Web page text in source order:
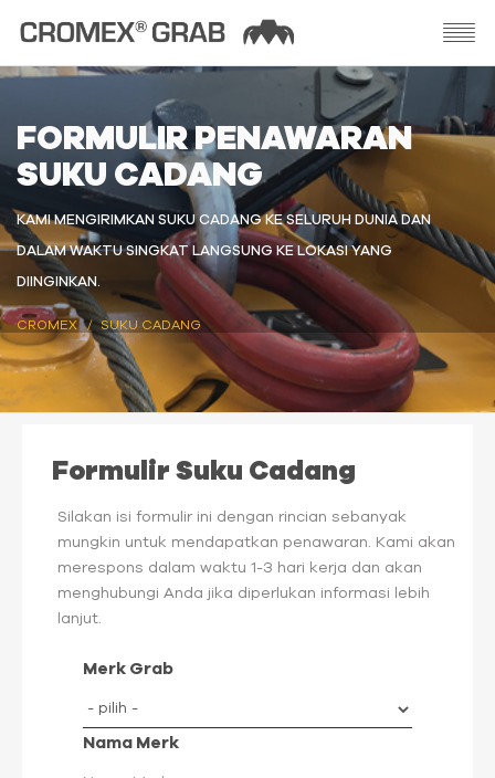
FORMULIR PENAWARAN
SUKU CADANG
KAMI MENGIRIMKAN SUKU CADANG KE SELURUH DUNIA DAN
DALAM WAKTU SINGKAT LANGSUNG KE LOKASI YANG
DIINGINKAN.
CROMEX SUKU CADANG
Formulir Suku Cadang
Silakan isi formulir ini dengan rincian sebanyak
mungkin untuk mendapatkan penawaran. Kami akan
merespons dalam waktu 1-3 hari kerja dan akan
menghubungi Anda jika diperlukan informasi lebih
lanjut.
Merk Grab
Nama Merk